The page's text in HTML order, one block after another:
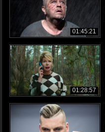
01:45:21
01:28:57